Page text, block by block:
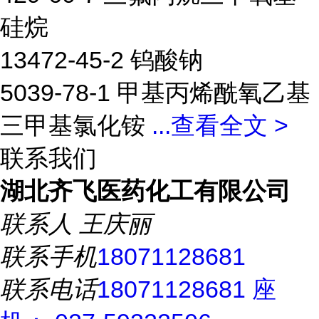
硅烷
13472-45-2 钨酸钠
5039-78-1 甲基丙烯酰氧乙基
三甲基氯化铵 ...查看全文 >
联系我们
湖北齐飞医药化工有限公司
联系人 王庆丽
联系手机18071128681
联系电话18071128681 座